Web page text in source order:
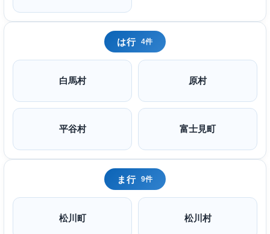
は行 4件
白馬村 原村
平谷村 富士見町
ま行 9件
松川町 松川村